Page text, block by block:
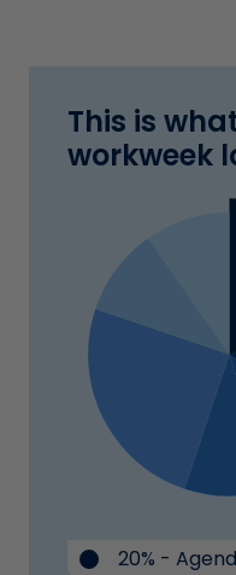
This is
workweek
20% -